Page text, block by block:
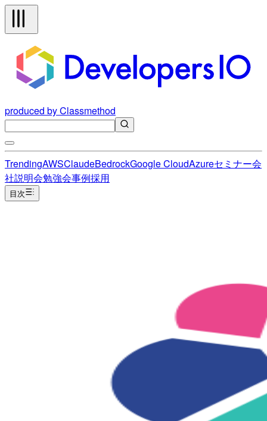
produced by Classmethod
TrendingAWSClaudeBedrockGoogle CloudAzureセミナー会
社説明会勉強会事例採用
目次